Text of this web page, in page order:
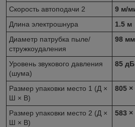
Скорость автоподачи 2
9 м/
Длина электрошнура
1.5 м
Диаметр патрубка пыле/
стружкоудаления
98 мм
Уровень звукового давления
(шума)
85 дБ
Размер упаковки место 1 (Д ×
Ш × В)
805
Размер упаковки место 2 (Д ×
Ш × В)
583